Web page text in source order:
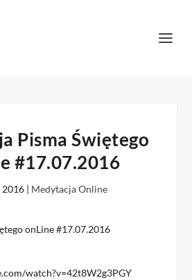
Pisma Świętego
#17.07.2016
2016 | Medytacja Online
watch?v=42t8W2g3PGY